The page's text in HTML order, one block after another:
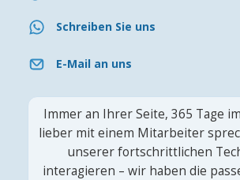
Schreiben Sie uns
E-Mail an uns
Immer an Ihrer Seite, 365 Tage
lieber mit einem Mitarbeiter
unserer fortschrittlichen
interagieren – wir haben die